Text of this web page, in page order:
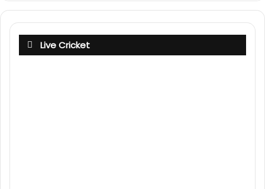
Live Cricket